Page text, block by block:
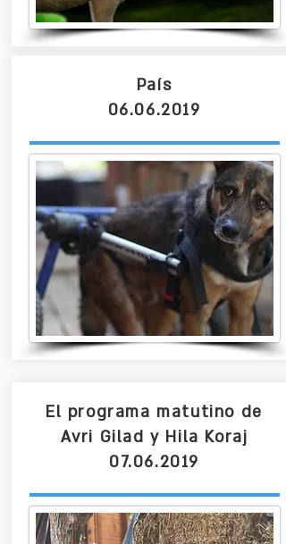
País
06.06.2019
El programa matutino de
Avri Gilad y Hila Koraj
07.06.2019